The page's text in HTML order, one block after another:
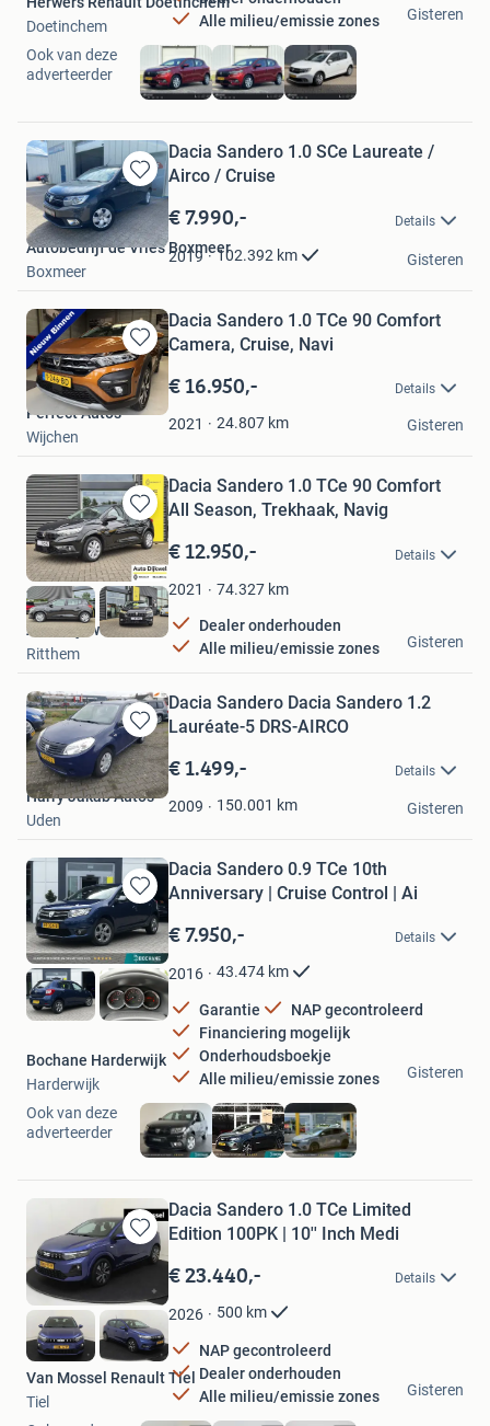
Alle milieu/emissie zones
Doetinchem
Gisteren
Ook van deze
adverteerder
Bewaren
in
Mijn
Favorieten
Dacia Sandero 1.0 SCe Laureate /
Airco / Cruise
€ 7.990,- Details
2019 102.392 km
Autobedrijf de Vries Boxmeer
Boxmeer
Gisteren
Bewaren
in
Mijn
Favorieten
Dacia Sandero 1.0 TCe 90 Comfort
Camera, Cruise, Navi
€ 16.950,- Details
2021 24.807 km
Perfect Auto's
Wijchen
Gisteren
Bewaren
in
Mijn
Favorieten
Dacia Sandero 1.0 TCe 90 Comfort
All Season, Trekhaak, Navig
€ 12.950,- Details
2021 74.327 km
Dealer onderhouden
Alle milieu/emissie zones
Auto Dijkwel BV
Ritthem
Gisteren
Bewaren
in
Mijn
Favorieten
Dacia Sandero Dacia Sandero 1.2
Lauréate-5 DRS-AIRCO
€ 1.499,- Details
2009 150.001 km
Harry Jakab Auto's
Uden
Gisteren
Bewaren
in
Mijn
Favorieten
Dacia Sandero 0.9 TCe 10th
Anniversary | Cruise Control | Ai
€ 7.950,- Details
2016 43.474 km
Garantie
NAP gecontroleerd
Financiering mogelijk
Onderhoudsboekje
Alle milieu/emissie zones
Bochane Harderwijk
Harderwijk
Gisteren
Ook van deze
adverteerder
Bewaren
in
Favorieten
Dacia Sandero 1.0 TCe Limited
Edition 100PK | 10'' Inch Medi
€ 23.440,- Details
2026 500 km
NAP gecontroleerd
Dealer onderhouden
Alle milieu/emissie zones
Van Mossel Renault Tiel
Tiel
Gisteren